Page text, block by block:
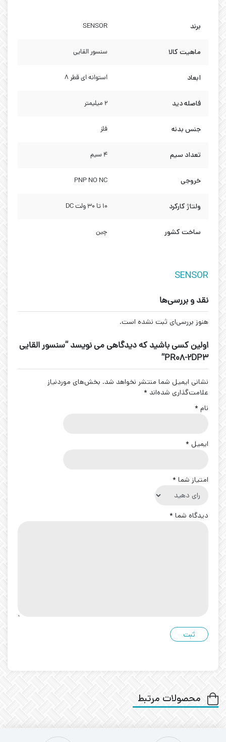
برند SENSOR
ماهیت کالا سنسور القایی
ابعاد استوانه ای قطر 8
فاصله دید 2 میلیمتر
جنس بدنه فلز
تعداد سیم 4 سیم
خروجی PNP NO NC
ولتاژ کارکرد 10 تا 30 ولت DC
ساخت کشور چین
SENSOR
نقد و بررسی‌ها
هنوز بررسی‌ای ثبت نشده است.
اولین کسی باشید که دیدگاهی می نویسد “سنسور القایی
PR08-2DP3”
نشانی ایمیل شما منتشر نخواهد شد. بخش‌های موردنیاز
علامت‌گذاری شده‌اند *
نام *
ایمیل *
امتیاز شما *
دیدگاه شما *
محصولات مرتبط